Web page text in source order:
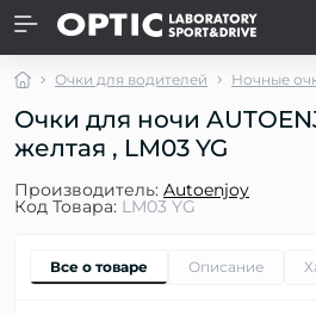
Очки для водителей Ночные
Очки для ночи
желтая , LM03 YG
Производитель: Autoenjoy
Код Товара: LM03 YG
Все о товаре Описание